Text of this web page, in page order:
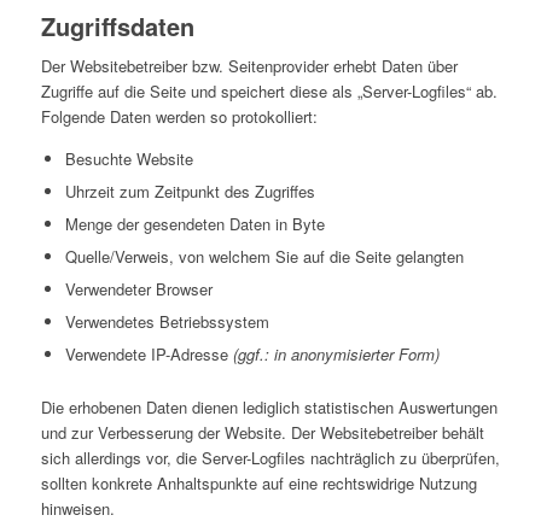
Zugriffsdaten
Der Websitebetreiber bzw. Seitenprovider erhebt Daten über
Zugriffe auf die Seite und speichert diese als „Server-Logfiles“ ab.
Folgende Daten werden so protokolliert:
Besuchte Website
Uhrzeit zum Zeitpunkt des Zugriffes
Menge der gesendeten Daten in Byte
Quelle/Verweis, von welchem Sie auf die Seite gelangten
Verwendeter Browser
Verwendetes Betriebssystem
Verwendete IP-Adresse (ggf.: in anonymisierter Form)
Die erhobenen Daten dienen lediglich statistischen Auswertungen
und zur Verbesserung der Website. Der Websitebetreiber behält
sich allerdings vor, die Server-Logfiles nachträglich zu überprüfen,
sollten konkrete Anhaltspunkte auf eine rechtswidrige Nutzung
hinweisen.